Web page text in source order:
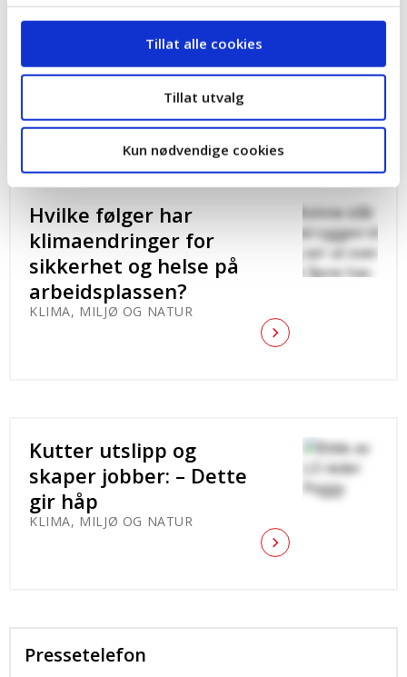
Tillat alle cookies
Tillat utvalg
Kun nødvendige cookies
standard for mineralutvinning og har som mål om å
utvikle verdens mest bærekraftige mineralutvinning.
Dette gruvekonseptet inkluderer en elektrifisert og
autonom gruve med tilbakefylling av overskuddsmasser
for blant annet maksimal utnyttelse av forekomsten.
Les også:Positiv til nytt vindkraftprosjekt
Hvilke følger har
klimaendringer for
sikkerhet og helse på
arbeidsplassen?
KLIMA, MILJØ OG NATUR
Kutter utslipp og
skaper jobber: – Dette
gir håp
KLIMA, MILJØ OG NATUR
Kontakt
Pressetelefon